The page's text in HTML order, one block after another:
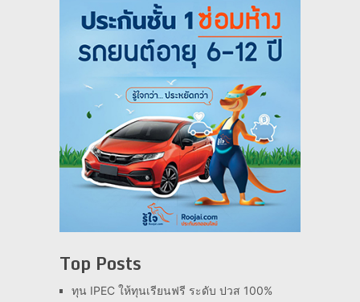
Top Posts
ทุน IPEC ให้ทุนเรียนฟรี ระดับ ปวส 100%